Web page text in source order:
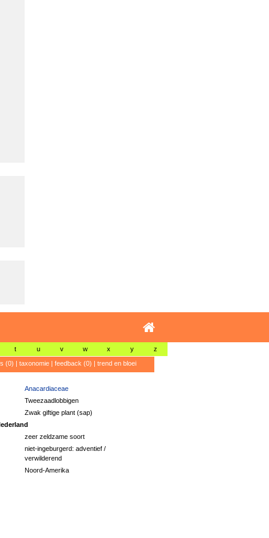
t u v w x y z
(0) | taxonomie| feedback (0) | trend en bloei
Anacardiaceae
Tweezaadlobbigen
Zwak giftige plant (sap)
zeer zeldzame soort
niet-ingeburgerd: adventief /
verwilderend
Noord-Amerika